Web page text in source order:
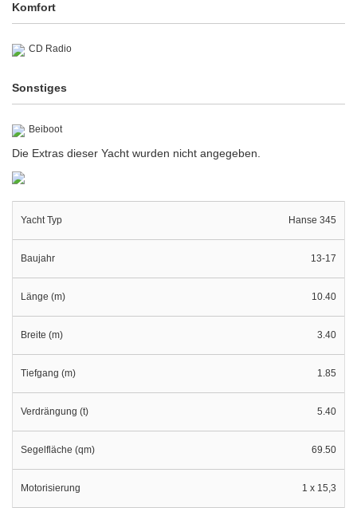
Komfort
CD Radio
Sonstiges
Beiboot
Die Extras dieser Yacht wurden nicht angegeben.
Yacht Typ Hanse 345
Baujahr 13-17
Länge (m) 10.40
Breite (m) 3.40
Tiefgang (m) 1.85
Verdrängung (t) 5.40
Segelfläche (qm) 69.50
Motorisierung 1 x 15,3